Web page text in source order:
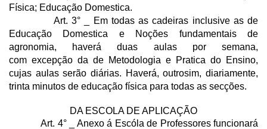
Física; Educação Domestica.
Art. 3° _ Em todas as cadeiras inclusive as de
Educação Domestica e Noções fundamentais de
agronomia, haverá duas aulas por semana,
com excepção da de Metodologia e Pratica do Ensino,
cujas aulas serão diárias. Haverá, outrosim, diariamente,
trinta minutos de educação física para todas as secções.
DA ESCOLA DE APLICAÇÃO
Art. 4° _ Anexo á Escóla de Professores funcionará